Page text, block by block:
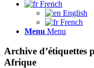
French
English
French
Menu Menu
Archive d’étiquettes
Afrique